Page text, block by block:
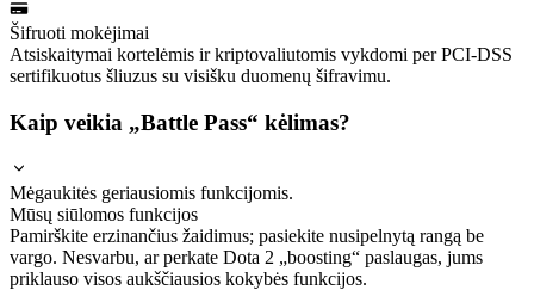
Šifruoti mokėjimai
Atsiskaitymai kortelėmis ir kriptovaliutomis vykdomi per PCI-DSS
sertifikuotus šliuzus su visišku duomenų šifravimu.
Kaip veikia „Battle Pass“ kėlimas?
Mėgaukitės geriausiomis funkcijomis.
Mūsų siūlomos funkcijos
Pamirškite erzinančius žaidimus; pasiekite nusipelnytą rangą be
vargo. Nesvarbu, ar perkate Dota 2 „boosting“ paslaugas, jums
priklauso visos aukščiausios kokybės funkcijos.